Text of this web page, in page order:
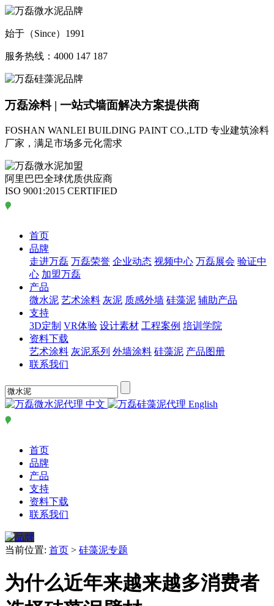
始于（Since）1991
服务热线：4000 147 187
万磊涂料 | 一站式墙面解决方案提供商
FOSHAN WANLEI BUILDING PAINT CO.,LTD 专业建筑涂料
厂家，满足市场多元化需求
阿里巴巴全球优质供应商
ISO 9001:2015 CERTIFIED
首页
品牌
走进万磊 万磊荣誉 企业动态 视频中心 万磊展会 验证中
心 加盟万磊
产品
微水泥 艺术涂料 灰泥 质感外墙 硅藻泥 辅助产品
支持
3D定制 VR体验 设计素材 工程案例 培训学院
资料下载
艺术涂料 灰泥系列 外墙涂料 硅藻泥 产品图册
联系我们
中文 English
首页
品牌
产品
支持
资料下载
联系我们
当前位置: 首页 > 硅藻泥专题
为什么近年来越来越多消费者